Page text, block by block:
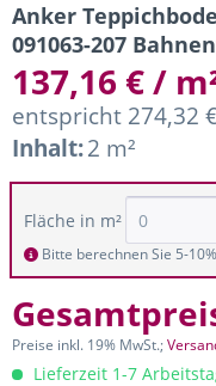
Anker
091063-207
137,16 € /
entspricht 274,32
Inhalt:2 m²
Fläche in m²
Bitte berechnen Sie 5-
Preise inkl. 19% MwSt.;
Lieferzeit 1-7